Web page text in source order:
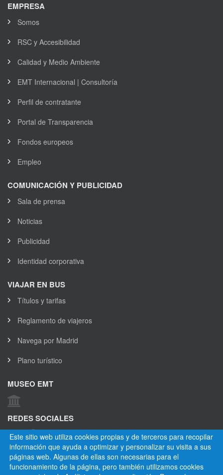
Este sitio web utiliza cookies propias y de terceros para recopilar
información que ayuda a optimizar y personalizar su visita a sus
páginas web. Algunas de ellas son necesarias para el
funcionamiento de la página, pero también utilizamos cookies
EMPRESA
Somos
RSC y Accesibilidad
Calidad y Medio Ambiente
EMT Internacional | Consultoría
Perfil de contratante
Portal de Transparencia
Fondos europeos
Empleo
COMUNICACIÓN Y PUBLICIDAD
Sala de prensa
Noticias
Publicidad
Identidad corporativa
VIAJAR EN BUS
Títulos y tarifas
Reglamento de viajeros
Navega por Madrid
Plano turístico
MUSEO EMT
REDES SOCIALES
OTROS ENLACES